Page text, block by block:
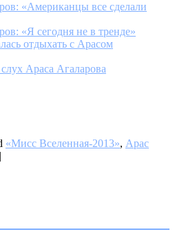
«Американцы все сделали
«Я сегодня не в тренде»
отдыхать с Арасом
Араса Агаларова
«Мисс Вселенная-2013», Арас
|